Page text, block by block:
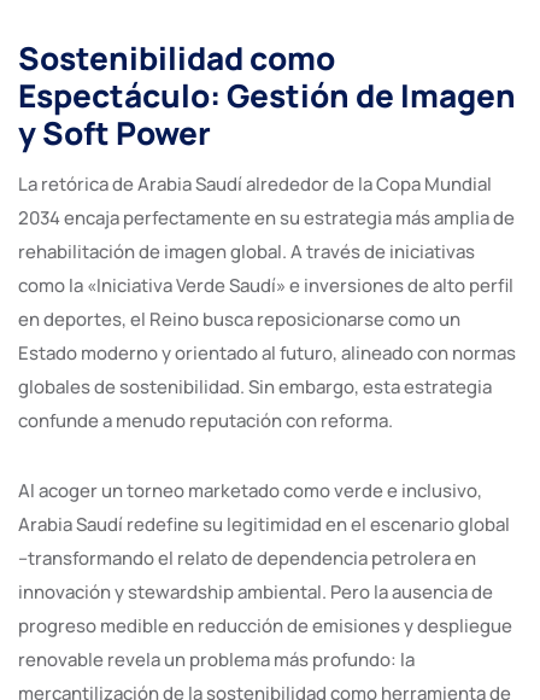
Sostenibilidad como
Espectáculo: Gestión de Imagen
y Soft Power
La retórica de Arabia Saudí alrededor de la Copa Mundial
2034 encaja perfectamente en su estrategia más amplia de
rehabilitación de imagen global. A través de iniciativas
como la «Iniciativa Verde Saudí» e inversiones de alto perfil
en deportes, el Reino busca reposicionarse como un
Estado moderno y orientado al futuro, alineado con normas
globales de sostenibilidad. Sin embargo, esta estrategia
confunde a menudo reputación con reforma.
Al acoger un torneo marketado como verde e inclusivo,
Arabia Saudí redefine su legitimidad en el escenario global
–transformando el relato de dependencia petrolera en
innovación y stewardship ambiental. Pero la ausencia de
progreso medible en reducción de emisiones y despliegue
renovable revela un problema más profundo: la
mercantilización de la sostenibilidad como herramienta de